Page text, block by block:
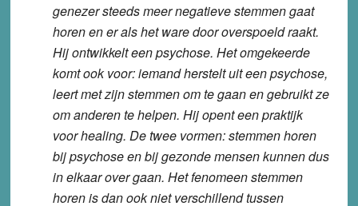
genezer steeds meer negatieve stemmen gaat
horen en er als het ware door overspoeld raakt.
Hij ontwikkelt een psychose. Het omgekeerde
komt ook voor: iemand herstelt uit een psychose,
leert met zijn stemmen om te gaan en gebruikt ze
om anderen te helpen. Hij opent een praktijk
voor healing. De twee vormen: stemmen horen
bij psychose en bij gezonde mensen kunnen dus
in elkaar over gaan. Het fenomeen stemmen
horen is dan ook niet verschillend tussen